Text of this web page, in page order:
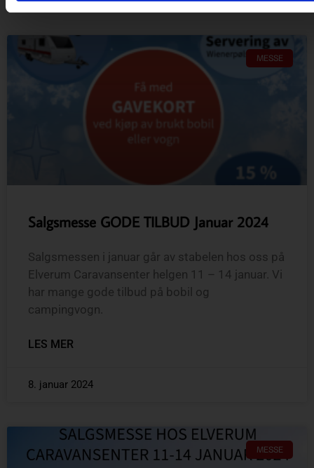
MESSE
Salgsmesse GODE TILBUD Januar 2024
Salgsmessen i januar går av stabelen hos oss på
Elverum Caravansenter helgen 11 – 14 januar. Vi
har mange gode tilbud på bobil og
campingvogn.
LES MER
8. januar 2024
MESSE